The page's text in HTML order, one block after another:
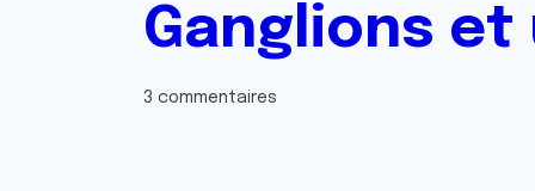
Ganglions
3 commentaires